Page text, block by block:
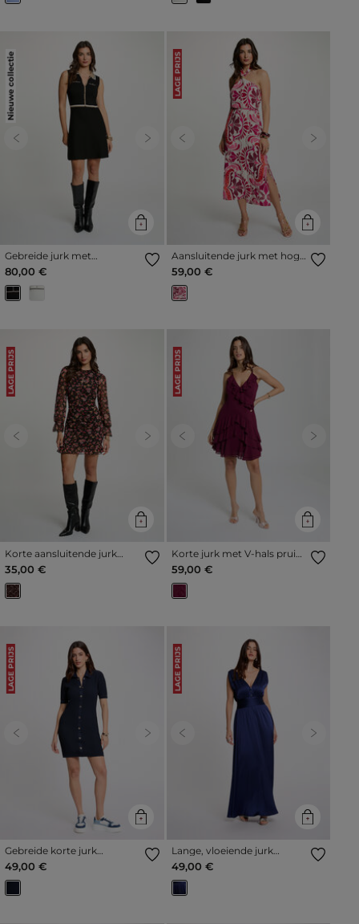
Nieuwe collectie
Previous Next
Gebreide jurk met
omgeslagen kraag zwart
vrouw
80,00 €
LAGE PRIJS
Previous Next
Aansluitende jurk met hoge
kraag meerkleurig vrouw
59,00 €
LAGE PRIJS
Previous Next
Korte aansluitende jurk
meerkleurig vrouw
35,00 €
LAGE PRIJS
Previous Next
Korte jurk met V-hals pruim
vrouw
59,00 €
LAGE PRIJS
Previous Next
Gebreide korte jurk
marineblauw vrouw
49,00 €
LAGE PRIJS
Previous Next
Lange, vloeiende jurk
marineblauw vrouw
49,00 €